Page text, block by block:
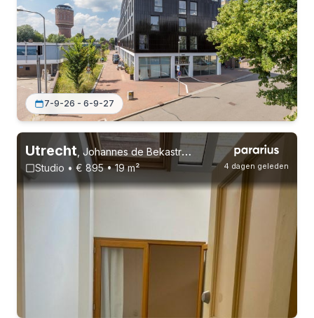
7-9-26 - 6-9-27
4 dagen geleden
Utrecht ,Johannes de Bekastraat 65, Vogelenbuurt
Studio • € 895 • 19 m²